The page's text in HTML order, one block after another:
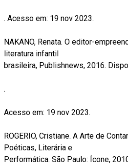
. Acesso em: 19 nov 2023.
NAKANO, Renata. O editor-
literatura infantil
brasileira, Publishnews, 2016.
.
Acesso em: 19 nov 2023.
ROGERIO, Cristiane. A Arte de
Poéticas, Literária e
Performática. São Paulo: Ícone,